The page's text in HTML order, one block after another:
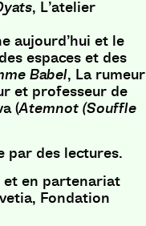
, L’atelier
aujourd’hui et le
espaces et des
Babel, La rumeur
et professeur de
(Atemnot (Souffle
par des lectures.
et en partenariat
Fondation